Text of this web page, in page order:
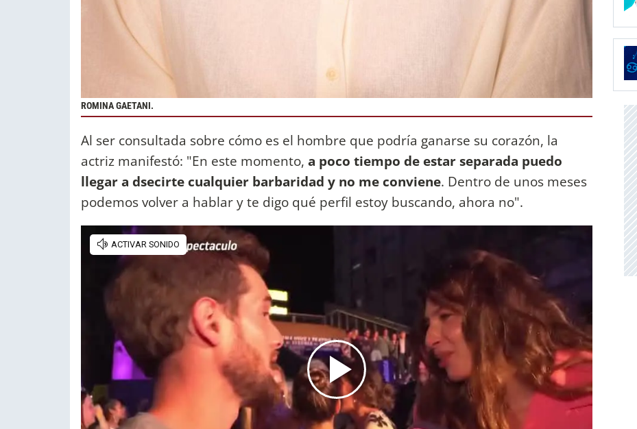
ROMINA GAETANI.
Al ser consultada sobre cómo es el hombre que podría ganarse su corazón, la
actriz manifestó: "En este momento, a poco tiempo de estar separada puedo
llegar a dsecirte cualquier barbaridad y no me conviene. Dentro de unos meses
podemos volver a hablar y te digo qué perfil estoy buscando, ahora no".